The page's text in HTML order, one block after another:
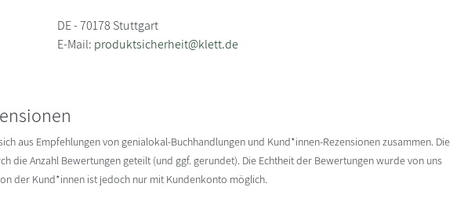
DE - 70178 Stuttgart
E-Mail: produktsicherheit@klett.de
aus Empfehlungen von genialokal-Buchhandlungen und Kund*innen-Rezensionen zusammen. Die
die Anzahl Bewertungen geteilt (und ggf. gerundet). Die Echtheit der Bewertungen wurde von uns
der Kund*innen ist jedoch nur mit Kundenkonto möglich.